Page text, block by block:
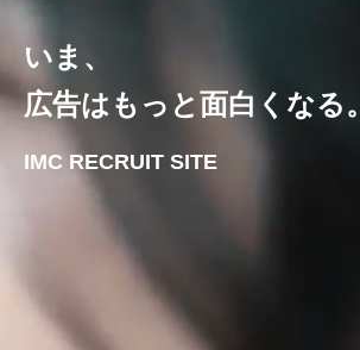
いま、
広告はもっと面白くなる。
IMC RECRUIT SITE